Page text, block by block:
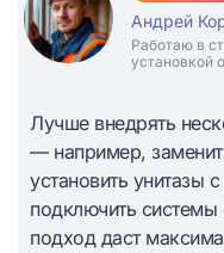
Андрей
Работаю в
установкой
Лучше внедрять
— например,
установить
подключить
подход даст